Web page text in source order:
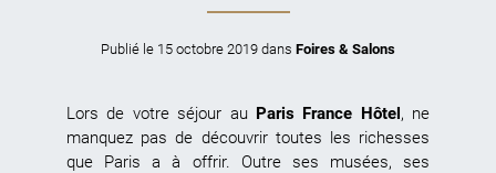
Publié le 15 octobre 2019 dans Foires & Salons
Lors de votre séjour au Paris France Hôtel, ne
manquez pas de découvrir toutes les richesses
que Paris a à offrir. Outre ses musées, ses